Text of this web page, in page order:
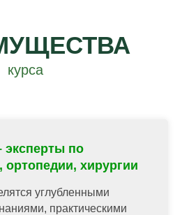
курса
эксперты по
ортопедии, хирургии
углубленными
практическими